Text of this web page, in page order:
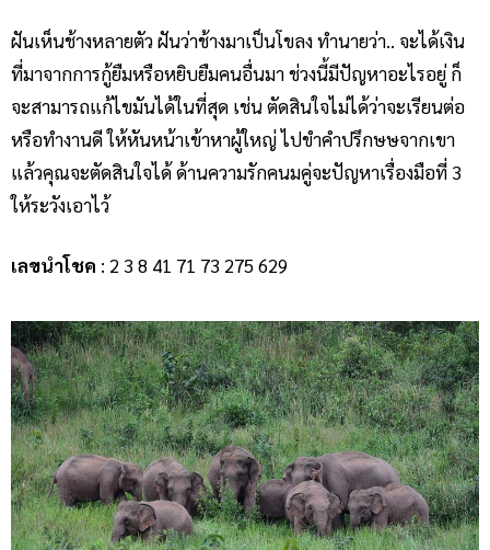
ฝันเห็นช้างหลายตัว ฝันว่าช้างมาเป็นโขลง ทำนายว่า.. จะได้เงิน
ที่มาจากการกู้ยืมหรือหยิบยืมคนอื่นมา ช่วงนี้มีปัญหาอะไรอยู่ ก็
จะสามารถแก้ไขมันได้ในที่สุด เช่น ตัดสินใจไม่ได้ว่าจะเรียนต่อ
หรือทำงานดี ให้หันหน้าเข้าหาผู้ใหญ่ ไปขำคำปรึกษษจากเขา
แล้วคุณจะตัดสินใจได้ ด้านความรักคนมคู่จะปัญหาเรื่องมือที่ 3
ให้ระวังเอาไว้
เลขนำโชค : 2 3 8 41 71 73 275 629